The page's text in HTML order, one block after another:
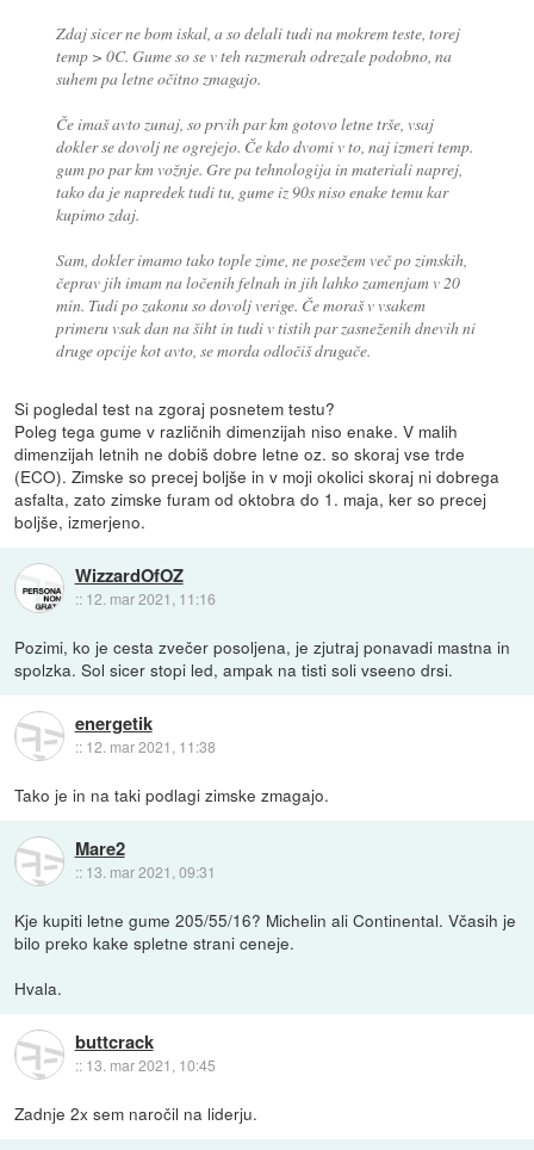
Zdaj sicer ne bom iskal, a so delali tudi na mokrem teste, torej
temp > 0C. Gume so se v teh razmerah odrezale podobno, na
suhem pa letne očitno zmagajo.
Če imaš avto zunaj, so prvih par km gotovo letne trše, vsaj
dokler se dovolj ne ogrejejo. Če kdo dvomi v to, naj izmeri temp.
gum po par km vožnje. Gre pa tehnologija in materiali naprej,
tako da je napredek tudi tu, gume iz 90s niso enake temu kar
kupimo zdaj.
Sam, dokler imamo tako tople zime, ne posežem več po zimskih,
čeprav jih imam na ločenih felnah in jih lahko zamenjam v 20
min. Tudi po zakonu so dovolj verige. Če moraš v vsakem
primeru vsak dan na šiht in tudi v tistih par zasneženih dnevih ni
druge opcije kot avto, se morda odločiš drugače.
Si pogledal test na zgoraj posnetem testu?
Poleg tega gume v različnih dimenzijah niso enake. V malih
dimenzijah letnih ne dobiš dobre letne oz. so skoraj vse trde
(ECO). Zimske so precej boljše in v moji okolici skoraj ni dobrega
asfalta, zato zimske furam od oktobra do 1. maja, ker so precej
boljše, izmerjeno.
WizzardOfOZ
:: 12. mar 2021, 11:16
Pozimi, ko je cesta zvečer posoljena, je zjutraj ponavadi mastna in
spolzka. Sol sicer stopi led, ampak na tisti soli vseeno drsi.
energetik
:: 12. mar 2021, 11:38
Tako je in na taki podlagi zimske zmagajo.
Mare2
:: 13. mar 2021, 09:31
Kje kupiti letne gume 205/55/16? Michelin ali Continental. Včasih je
bilo preko kake spletne strani ceneje.
Hvala.
buttcrack
:: 13. mar 2021, 10:45
Zadnje 2x sem naročil na liderju.